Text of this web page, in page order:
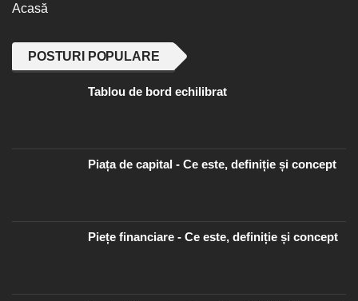
Acasă
POSTURI POPULARE
Tablou de bord echilibrat
Piața de capital - Ce este, definiție și concept
Piețe financiare - Ce este, definiție și concept